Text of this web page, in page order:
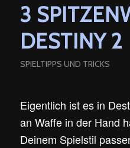
3
DESTINY 2
SPIELTIPPS UND TRICKS
Eigentlich ist es in
an Waffe in der Hand
Deinem Spielstil